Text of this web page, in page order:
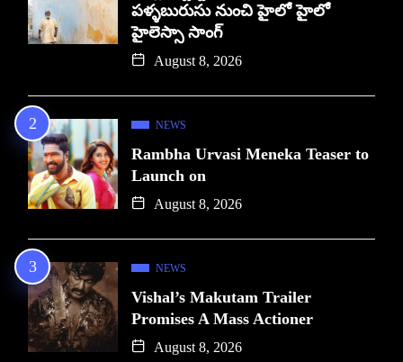
పళ్ళబురుసు నుంచి హైలో హైలో
హైలెస్సా సాంగ్
August 8, 2026
NEWS
Rambha Urvasi Meneka Teaser to
Launch on
August 8, 2026
NEWS
Vishal’s Makutam Trailer
Promises A Mass Actioner
August 8, 2026